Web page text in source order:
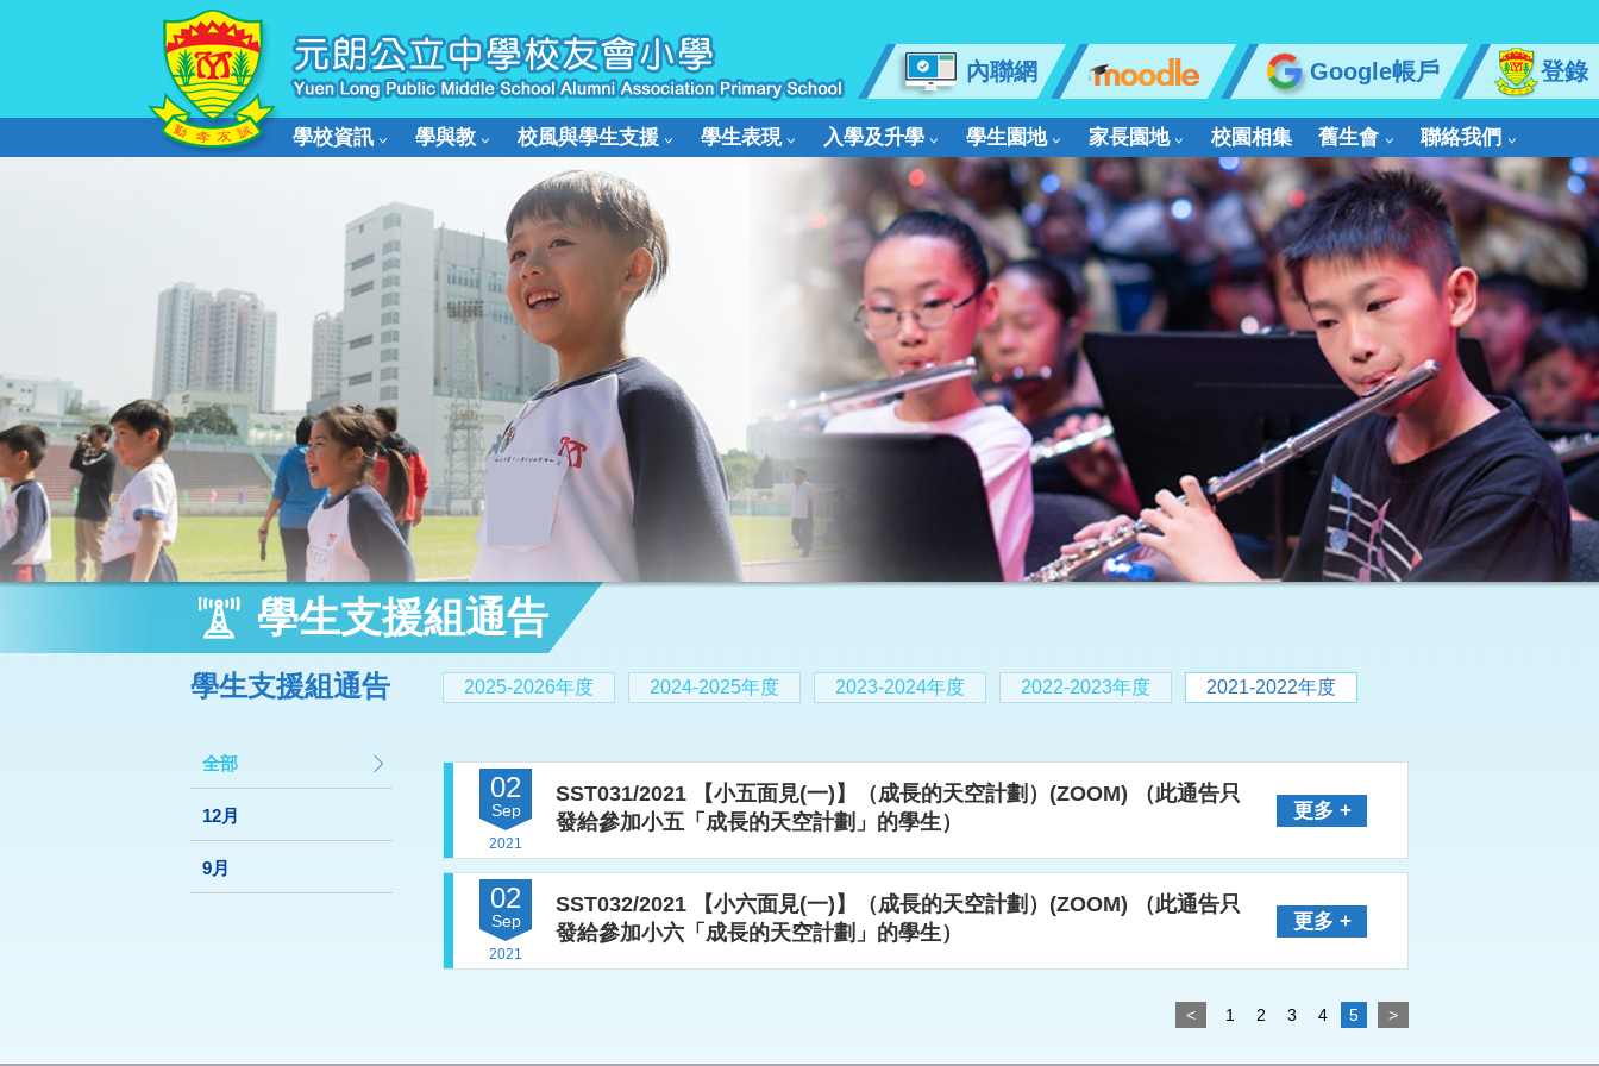
內聯網 Google帳戶 登錄
學校資訊 學與教 校風與學生支援 學生表現 入學及升學 學生園地 家長園地 校園相集 舊生會 聯絡我們
學生支援組通告
2025-2026年度 2024-2025年度 2023-2024年度 2022-2023年度 2021-2022年度
學生支援組通告
全部
12月
9月
02
Sep
2021
SST031/2021 【小五面見(一)】（成長的天空計劃）(ZOOM) （此通告只
發給參加小五「成長的天空計劃」的學生）
更多 +
02
Sep
2021
SST032/2021 【小六面見(一)】（成長的天空計劃）(ZOOM) （此通告只
發給參加小六「成長的天空計劃」的學生）
更多 +
< 1 2 3 4 5 >